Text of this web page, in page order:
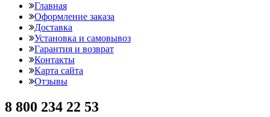
Главная
Оформление заказа
Доставка
Установка и самовывоз
Гарантия и возврат
Контакты
Карта сайта
Отзывы
8 800 234 22 53